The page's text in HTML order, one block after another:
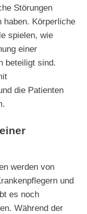
Störungen
haben. Körperliche
spielen, wie
einer
beteiligt sind.
die Patienten
werden von
und
es noch
Während der